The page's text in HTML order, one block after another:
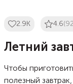
2.9K 4.6
Летний
Чтобы
полезный